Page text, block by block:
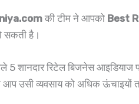
की टीम ने आपको Best
सकती है।
5 शानदार रिटेल बिजनेस
आप उसी व्यवसाय को अधिक